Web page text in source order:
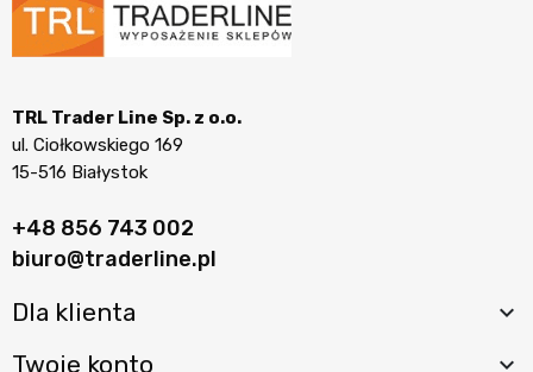
TRL Trader Line Sp. z o.o.
ul. Ciołkowskiego 169
15-516 Białystok
+48 856 743 002
biuro@traderline.pl
Dla klienta 
Twoje konto 